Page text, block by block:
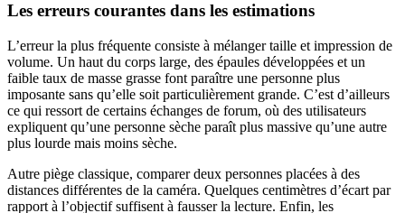
Les erreurs courantes dans les estimations
L’erreur la plus fréquente consiste à mélanger taille et impression de
volume. Un haut du corps large, des épaules développées et un
faible taux de masse grasse font paraître une personne plus
imposante sans qu’elle soit particulièrement grande. C’est d’ailleurs
ce qui ressort de certains échanges de forum, où des utilisateurs
expliquent qu’une personne sèche paraît plus massive qu’une autre
plus lourde mais moins sèche.
Autre piège classique, comparer deux personnes placées à des
distances différentes de la caméra. Quelques centimètres d’écart par
rapport à l’objectif suffisent à fausser la lecture. Enfin, les